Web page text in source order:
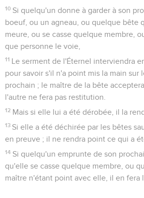
10 Si quelqu'un donne à garder à son
boeuf, ou un agneau, ou quelque bête
meure, ou se casse quelque membre,
que personne le voie,
11 Le serment de l'Éternel interviendra
pour savoir s'il n'a point mis la main sur
prochain ; le maître de la bête
l'autre ne fera pas restitution.
12 Mais si elle lui a été dérobée, il la
13 Si elle a été déchirée par les bêtes
en preuve ; il ne rendra point ce qui a
14 Si quelqu'un emprunte de son
qu'elle se casse quelque membre, ou
maître n'étant point avec elle, il en fera